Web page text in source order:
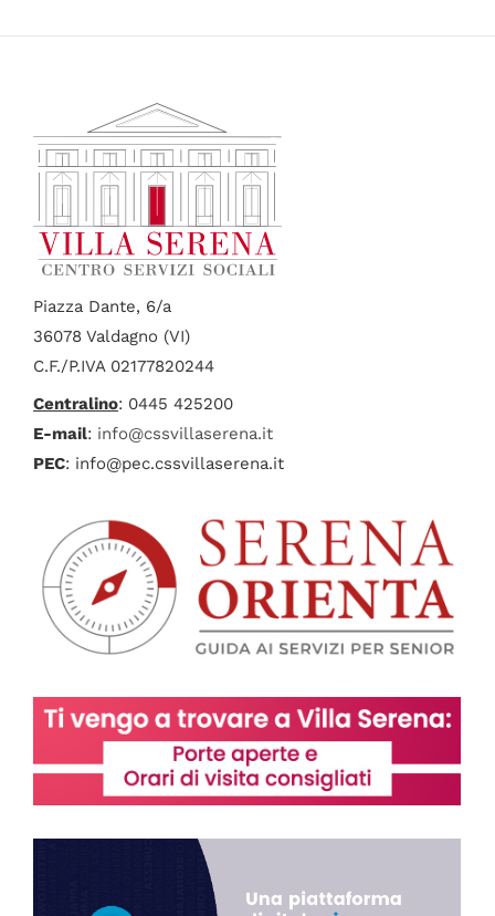
Piazza Dante, 6/a
36078 Valdagno (VI)
C.F./P.IVA 02177820244
Centralino: 0445 425200
E-mail: info@cssvillaserena.it
PEC: info@pec.cssvillaserena.it